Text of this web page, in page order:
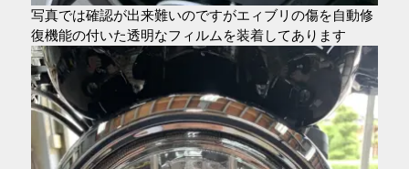
写真では確認が出来難いのですがエィブリの傷を自動修
復機能の付いた透明なフィルムを装着してあります